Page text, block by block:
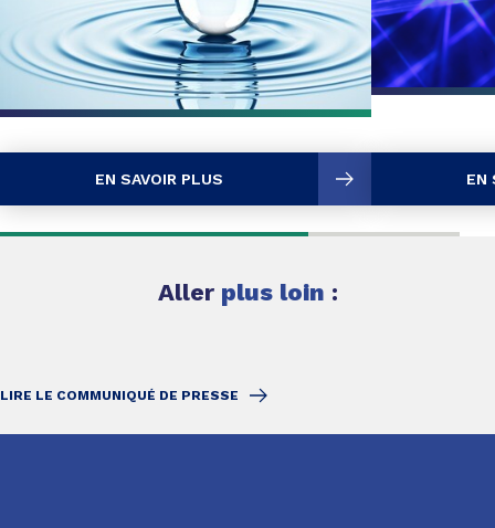
EN SAVOIR PLUS EN
Aller plus loin :
LIRE LE COMMUNIQUÉ DE PRESSE